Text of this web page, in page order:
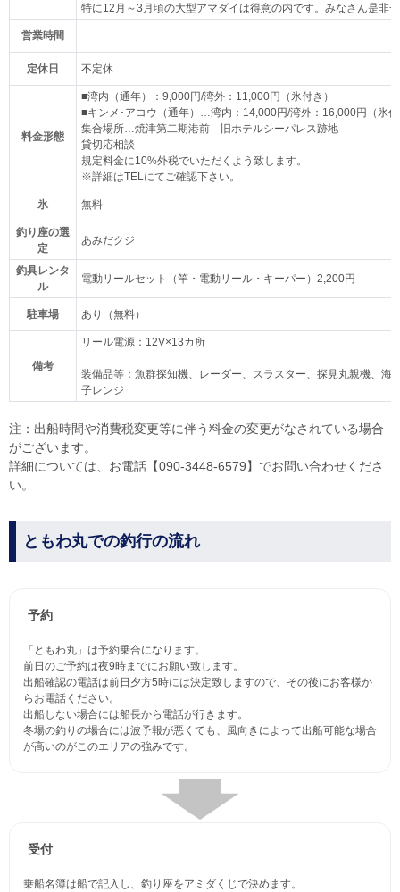
特に12月～3月頃の大型アマダイは得意の内です。みなさん是非
営業時間
定休日 不定休
料金形態
■湾内（通年）：9,000円/湾外：11,000円（氷付き）
■キンメ･アコウ（通年）…湾内：14,000円/湾外：16,000円（氷
集合場所…焼津第二期港前 旧ホテルシーパレス跡地
貸切応相談
規定料金に10%外税でいただくよう致します。
※詳細はTELにてご確認下さい。
氷 無料
釣り座の選
定
あみだクジ
釣具レンタ
ル
電動リールセット（竿・電動リール・キーパー）2,200円
駐車場 あり（無料）
備考
リール電源：12V×13カ所
装備品等：魚群探知機、レーダー、スラスター、探見丸親機、
子レンジ
注：出船時間や消費税変更等に伴う料金の変更がなされている場合
がございます。
詳細については、お電話【090-3448-6579】でお問い合わせくださ
い。
ともわ丸での釣行の流れ
予約
「ともわ丸」は予約乗合になります。
前日のご予約は夜9時までにお願い致します。
出船確認の電話は前日夕方5時には決定致しますので、その後にお客様か
らお電話ください。
出船しない場合には船長から電話が行きます。
冬場の釣りの場合には波予報が悪くても、風向きによって出船可能な場合
が高いのがこのエリアの強みです。
受付
乗船名簿は船で記入し、釣り座をアミダくじで決めます。